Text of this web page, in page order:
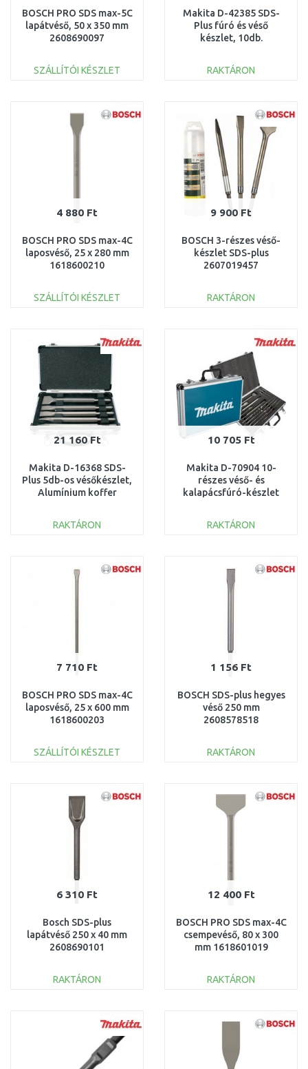
BOSCH PRO SDS max-5C
lapátvéső, 50 x 350 mm
2608690097
SZÁLLÍTÓI KÉSZLET
Összehasonlítás
Makita D-42385 SDS-
Plus fúró és véső
készlet, 10db.
RAKTÁRON
Összehasonlítás
4 880 Ft
BOSCH PRO SDS max-4C
laposvéső, 25 x 280 mm
1618600210
SZÁLLÍTÓI KÉSZLET
Összehasonlítás
9 900 Ft
BOSCH 3-részes véső-
készlet SDS-plus
2607019457
RAKTÁRON
Összehasonlítás
21 160 Ft
Makita D-16368 SDS-
Plus 5db-os vésőkészlet,
Alumínium koffer
RAKTÁRON
Összehasonlítás
10 705 Ft
Makita D-70904 10-
részes véső- és
kalapácsfúró-készlet
RAKTÁRON
Összehasonlítás
7 710 Ft
BOSCH PRO SDS max-4C
laposvéső, 25 x 600 mm
1618600203
SZÁLLÍTÓI KÉSZLET
Összehasonlítás
1 156 Ft
BOSCH SDS-plus hegyes
véső 250 mm
2608578518
RAKTÁRON
Összehasonlítás
6 310 Ft
Bosch SDS-plus
lapátvéső 250 x 40 mm
2608690101
RAKTÁRON
Összehasonlítás
12 400 Ft
BOSCH PRO SDS max-4C
csempevéső, 80 x 300
mm 1618601019
RAKTÁRON
Összehasonlítás